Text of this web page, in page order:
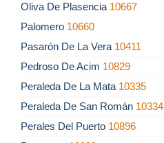
Oliva De Plasencia 10667
Palomero 10660
Pasarón De La Vera 10411
Pedroso De Acim 10829
Peraleda De La Mata 10335
Peraleda De San Román 10334
Perales Del Puerto 10896